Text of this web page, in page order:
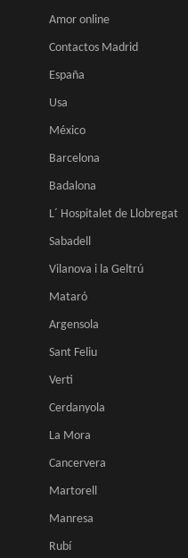
Amor online
Contactos Madrid
España
Usa
México
Barcelona
Badalona
L´ Hospitalet de Llobregat
Sabadell
Vilanova i la Geltrú
Mataró
Argensola
Sant Feliu
Verti
Cerdanyola
La Mora
Cancervera
Martorell
Manresa
Rubí